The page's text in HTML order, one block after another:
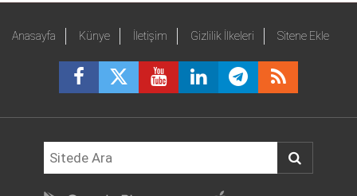
Anasayfa Künye İletişim Gizlilik İlkeleri Sitene Ekle